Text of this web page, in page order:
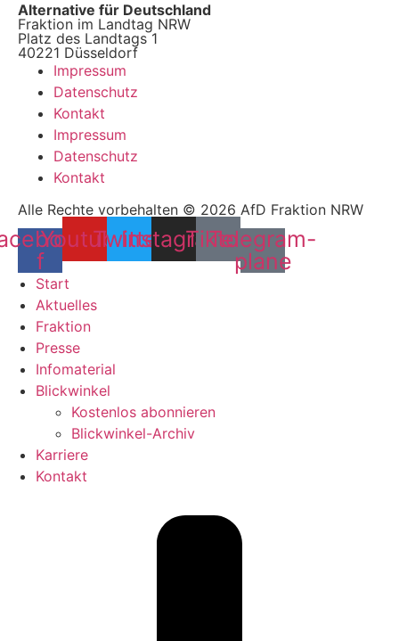
Alternative für Deutschland
Fraktion im Landtag NRW
Platz des Landtags 1
40221 Düsseldorf
Impressum
Datenschutz
Kontakt
Impressum
Datenschutz
Kontakt
Alle Rechte vorbehalten © 2026 AfD Fraktion NRW
f
YoutubeTwitter
Instagram
Tiktok
Telegram-
plane
Start
Aktuelles
Fraktion
Presse
Infomaterial
Blickwinkel
Kostenlos abonnieren
Blickwinkel-Archiv
Karriere
Kontakt